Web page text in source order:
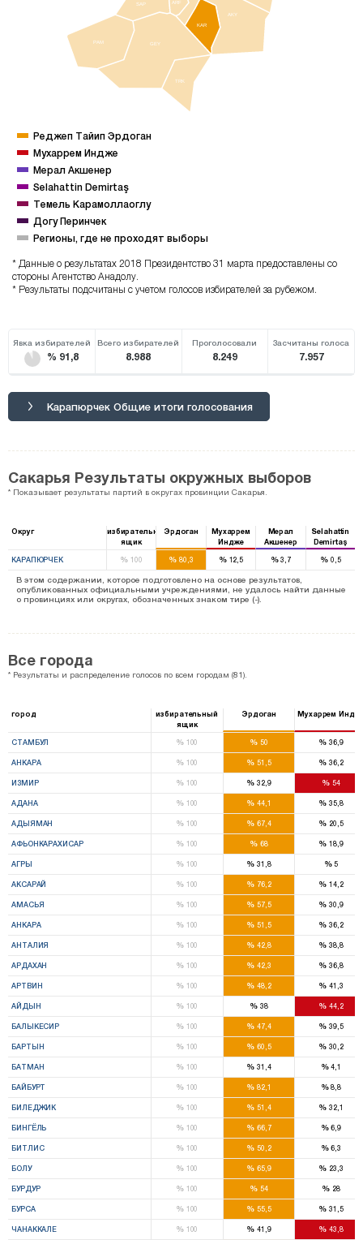
AKY
GEY
SAP
PAM
TRK
KAR
ARF
Реджеп Тайип Эрдоган
Мухаррем Индже
Мерал Акшенер
Selahattin Demirtaş
Темель Карамоллаоглу
Догу Перинчек
Регионы, где не проходят выборы
* Данные о результатах 2018 Президентство 31 марта предоставлены со
стороны Агентство Анадолу.
* Результаты подсчитаны с учетом голосов избирателей за рубежом.
Явка избирателей
% 91,8
Всего избирателей
8.988
Проголосовали
8.249
Засчитаны голоса
7.957
Карапюрчек Общие итоги голосования
Сакарья Результаты окружных выборов
* Показывает результаты партий в округах провинции Сакарья.
Округ
избирательный
ящик
Эрдоган
Мухаррем
Индже
Мерал
Акшенер
Selahattin
Demirtaş
КАРАПЮРЧЕК
% 100 % 80,3 %12,5 %3,7 %0,5
В этом содержании, которое подготовлено на основе результатов,
опубликованных официальными учреждениями, не удалось найти данные
о провинциях или округах, обозначенных знаком тире (-).
Все города
* Результаты и распределение голосов по всем городам (81).
город
избирательный
ящик
Эрдоган Мухаррем
СТАМБУЛ %100 % 50 % 36,9
АНКАРА %100 % 51,5 % 36,2
ИЗМИР %100 % 32,9 %54
АДАНА %100 % 44,1 % 35,8
АДЫЯМАН %100 % 67,4 % 20,5
АФЬОНКАРАХИСАР %100 % 68 % 18,9
АГРЫ %100 % 31,8 %5
АКСАРАЙ %100 % 76,2 % 14,2
АМАСЬЯ %100 % 57,5 % 30,9
АНКАРА %100 % 51,5 % 36,2
АНТАЛИЯ %100 % 42,8 % 38,8
АРДАХАН %100 % 42,3 % 36,8
АРТВИН %100 % 48,2 % 41,3
АЙДЫН %100 % 38 % 44,2
БАЛЫКЕСИР %100 % 47,4 % 39,5
БАРТЫН %100 % 60,5 % 30,2
БАТМАН %100 % 31,4 %4,1
БАЙБУРТ %100 % 82,1 %8,8
БИЛЕДЖИК %100 % 51,4 % 32,1
БИНГЁЛЬ %100 % 66,7 %6,9
БИТЛИС %100 % 50,2 %6,3
БОЛУ %100 % 65,9 % 23,3
БУРДУР %100 % 54 %28
БУРСА %100 % 55,5 % 31,5
ЧАНАККАЛЕ %100 % 41,9 % 43,8